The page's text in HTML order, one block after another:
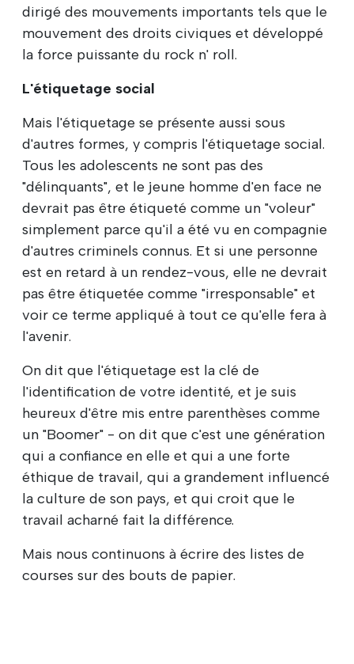
dirigé des mouvements importants tels que le
mouvement des droits civiques et développé
la force puissante du rock n' roll.
L'étiquetage social
Mais l'étiquetage se présente aussi sous
d'autres formes, y compris l'étiquetage social.
Tous les adolescents ne sont pas des
"délinquants", et le jeune homme d'en face ne
devrait pas être étiqueté comme un "voleur"
simplement parce qu'il a été vu en compagnie
d'autres criminels connus. Et si une personne
est en retard à un rendez-vous, elle ne devrait
pas être étiquetée comme "irresponsable" et
voir ce terme appliqué à tout ce qu'elle fera à
l'avenir.
On dit que l'étiquetage est la clé de
l'identification de votre identité, et je suis
heureux d'être mis entre parenthèses comme
un "Boomer" - on dit que c'est une génération
qui a confiance en elle et qui a une forte
éthique de travail, qui a grandement influencé
la culture de son pays, et qui croit que le
travail acharné fait la différence.
Mais nous continuons à écrire des listes de
courses sur des bouts de papier.